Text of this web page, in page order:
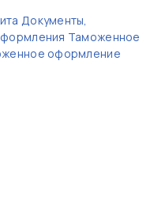
Документы,
Таможенное
оформление